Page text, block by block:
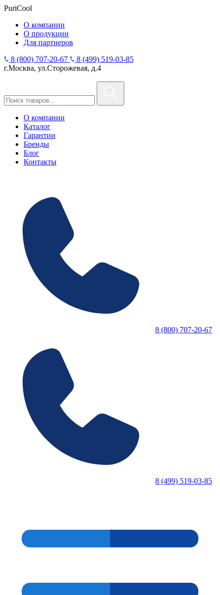
PuriCool
О компании
О продукции
Для партнеров
8 (800) 707-20-67
8 (499) 519-03-85
г.Москва, ул.Сторожевая, д.4
О компании
Каталог
Гарантии
Бренды
Блог
Контакты
8 (800) 707-20-67
8 (499) 519-03-85